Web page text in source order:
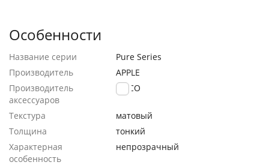
Особенности
Название серии
Pure Series
Производитель
APPLE
Производитель
аксессуаров
HOCO
Текстура
матовый
Толщина
тонкий
Характерная
особенность
непрозрачный